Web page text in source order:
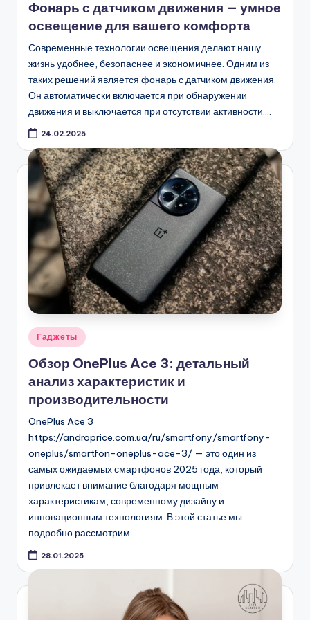
Фонарь с датчиком движения — умное
освещение для вашего комфорта
Современные технологии освещения делают нашу
жизнь удобнее, безопаснее и экономичнее. Одним из
таких решений является фонарь с датчиком движения.
Он автоматически включается при обнаружении
движения и выключается при отсутствии активности.…
24.02.2025
Опубликовано
Гаджеты
Обзор OnePlus Ace 3: детальный
анализ характеристик и
производительности
OnePlus Ace 3
https://androprice.com.ua/ru/smartfony/smartfony-
oneplus/smartfon-oneplus-ace-3/ — это один из
самых ожидаемых смартфонов 2025 года, который
привлекает внимание благодаря мощным
характеристикам, современному дизайну и
инновационным технологиям. В этой статье мы
подробно рассмотрим…
28.01.2025